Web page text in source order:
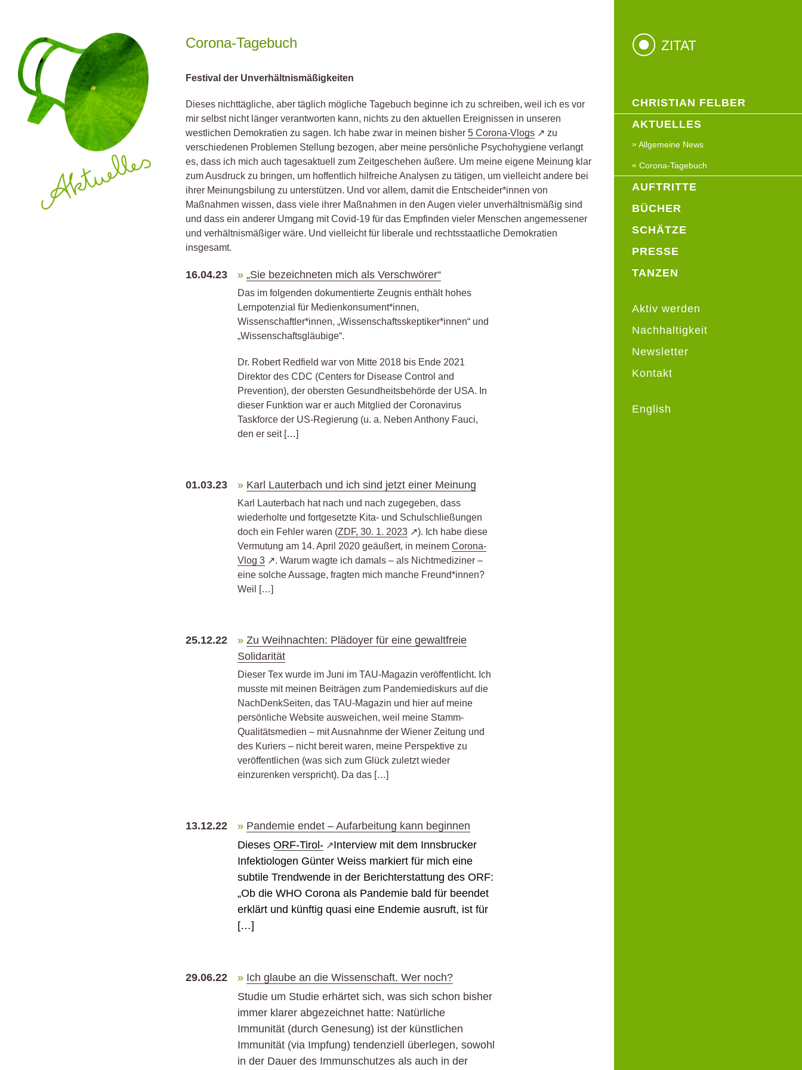
CHRISTIAN FELBER
AKTUELLES
Allgemeine News
Corona-Tagebuch
AUFTRITTE
BÜCHER
SCHÄTZE
PRESSE
TANZEN
Aktiv werden
Nachhaltigkeit
Newsletter
Kontakt
English
ZITAT
Corona-Tagebuch
Festival der Unverhältnismäßigkeiten
Dieses nichttägliche, aber täglich mögliche Tagebuch beginne ich zu schreiben, weil ich es vor
mir selbst nicht länger verantworten kann, nichts zu den aktuellen Ereignissen in unseren
westlichen Demokratien zu sagen. Ich habe zwar in meinen bisher5 Corona-Vlogs
zu
verschiedenen Problemen Stellung bezogen, aber meine persönliche Psychohygiene verlangt
es, dass ich mich auch tagesaktuell zum Zeitgeschehen äußere. Um meine eigene Meinung klar
zum Ausdruck zu bringen, um hoffentlich hilfreiche Analysen zu tätigen, um vielleicht andere bei
ihrer Meinungsbilung zu unterstützen. Und vor allem, damit die Entscheider*innen von
Maßnahmen wissen, dass viele ihrer Maßnahmen in den Augen vieler unverhältnismäßig sind
und dass ein anderer Umgang mit Covid-19 für das Empfinden vieler Menschen angemessener
und verhältnismäßiger wäre. Und vielleicht für liberale und rechtsstaatliche Demokratien
insgesamt.
16.04.23 „Sie bezeichneten mich als Verschwörer“
Das im folgenden dokumentierte Zeugnis enthält hohes
Lernpotenzial für Medienkonsument*innen,
Wissenschaftler*innen, „Wissenschaftsskeptiker*innen“ und
„Wissenschaftsgläubige“.
Dr. Robert Redfield war von Mitte 2018 bis Ende 2021
Direktor des CDC (Centers for Disease Control and
Prevention), der obersten Gesundheitsbehörde der USA. In
dieser Funktion war er auch Mitglied der Coronavirus
Taskforce der US-Regierung (u. a. Neben Anthony Fauci,
den er seit […]
01.03.23 Karl Lauterbach und ich sind jetzt einer Meinung
Karl Lauterbach hat nach und nach zugegeben, dass
wiederholte und fortgesetzte Kita- und Schulschließungen
doch ein Fehler waren (ZDF, 30. 1. 2023
). Ich habe diese
Vermutung am 14. April 2020 geäußert, in meinemCorona-
Vlog 3
. Warum wagte ich damals – als Nichtmediziner –
eine solche Aussage, fragten mich manche Freund*innen?
Weil […]
25.12.22
Zu Weihnachten: Plädoyer für eine gewaltfreie
Solidarität
Dieser Tex wurde im Juni im TAU-Magazin veröffentlicht. Ich
musste mit meinen Beiträgen zum Pandemiediskurs auf die
NachDenkSeiten, das TAU-Magazin und hier auf meine
persönliche Website ausweichen, weil meine Stamm-
Qualitätsmedien – mit Ausnahnme der Wiener Zeitung und
des Kuriers – nicht bereit waren, meine Perspektive zu
veröffentlichen (was sich zum Glück zuletzt wieder
einzurenken verspricht). Da das […]
13.12.22
Pandemie endet – Aufarbeitung kann beginnen
DiesesORF-Tirol-
Interview mit dem Innsbrucker
Infektiologen Günter Weiss markiert für mich eine
subtile Trendwende in der Berichterstattung des ORF:
„Ob die WHO Corona als Pandemie bald für beendet
erklärt und künftig quasi eine Endemie ausruft, ist für
[…]
29.06.22
Ich glaube an die Wissenschaft. Wer noch?
Studie um Studie erhärtet sich, was sich schon bisher
immer klarer abgezeichnet hatte: Natürliche
Immunität (durch Genesung) ist der künstlichen
Immunität (via Impfung) tendenziell überlegen, sowohl
in der Dauer des Immunschutzes als auch in der